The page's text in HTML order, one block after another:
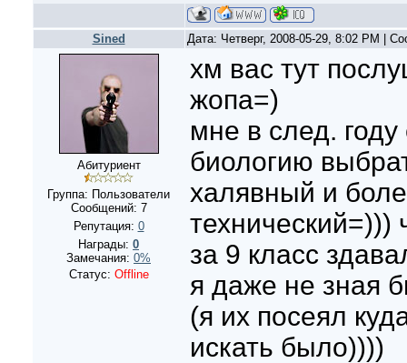
Sined Дата: Четверг, 2008-05-29, 8:02 PM |
Абитуриент
Группа: Пользователи
Сообщений: 7
Репутация: 0
Награды: 0
Замечания: 0%
Статус: Offline
хм вас тут
жопа=)
мне в след. году
биологию
халявный и
технический=)))
за 9 класс
я даже не зная
(я их посеял
искать было))))